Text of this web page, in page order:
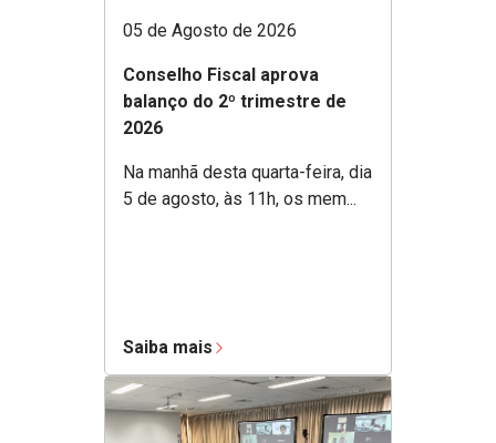
05 de Agosto de 2026
Conselho Fiscal aprova
balanço do 2º trimestre de
2026
Na manhã desta quarta-feira, dia
5 de agosto, às 11h, os mem...
Saiba mais